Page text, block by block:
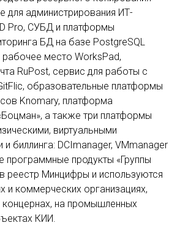
для администрирования ИТ-
Pro, СУБД и платформы
БД на базе PostgreSQL
место WorksPad,
RuPost, сервис для работы с
образовательные платформы
Knomary, платформа
а также три платформы
виртуальными
и биллинга: DCImanager, VMmanager
программные продукты «Группы
реестр Минцифры и используются
и коммерческих организациях,
концернах, на промышленных
КИИ.